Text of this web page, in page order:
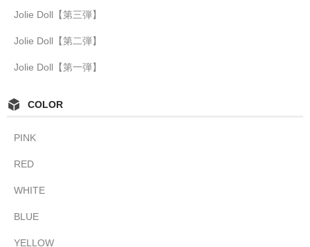
Jolie Doll【第三弾】
Jolie Doll【第二弾】
Jolie Doll【第一弾】
COLOR
PINK
RED
WHITE
BLUE
YELLOW